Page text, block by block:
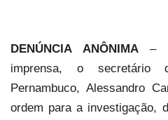
DENÚNCIA ANÔNIMA–
imprensa, o secretário
Pernambuco, Alessandro
ordem para a investigação,